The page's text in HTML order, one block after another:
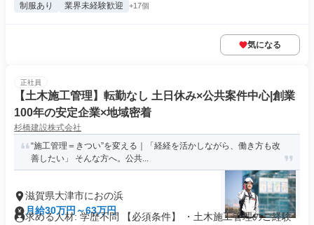
制服あり 業界未経験歓迎 +17個
気になる
正社員
【土木施工管理】転勤なし 土日休み×公共案件中心|創業
100年の安定企業×地域密着
杉橋建設株式会社
“施工管理＝きつい”を変える｜「経経を活かしながら、働き方も改
善したい」 そんな方へ。公共...
滋賀県大津市におの浜
月給30万円～63万円
求める人材: 学歴不問 【必須条件】 ・土木施工管理のご経験